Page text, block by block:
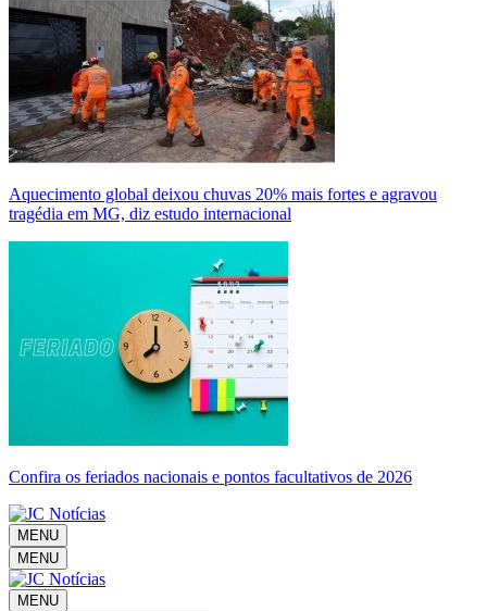
Aquecimento global deixou chuvas 20% mais fortes e agravou
tragédia em MG, diz estudo internacional
Confira os feriados nacionais e pontos facultativos de 2026
MENU
MENU
MENU